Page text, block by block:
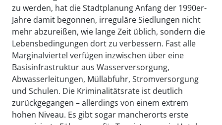
zu werden, hat die Stadtplanung Anfang der 1990er-
Jahre damit begonnen, irreguläre Siedlungen nicht
mehr abzureißen, wie lange Zeit üblich, sondern die
Lebensbedingungen dort zu verbessern. Fast alle
Marginalviertel verfügen inzwischen über eine
Basisinfrastruktur aus Wasserversorgung,
Abwasserleitungen, Müllabfuhr, Stromversorgung
und Schulen. Die Kriminalitätsrate ist deutlich
zurückgegangen – allerdings von einem extrem
hohen Niveau. Es gibt sogar mancherorts erste